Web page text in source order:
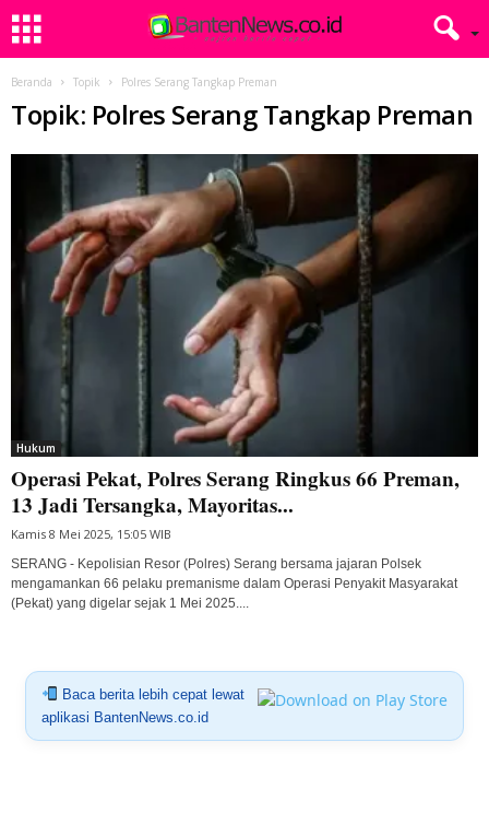
Beranda Topik Polres Serang Tangkap Preman
Topik: Polres Serang Tangkap Preman
Hukum
Operasi Pekat, Polres Serang Ringkus 66 Preman,
13 Jadi Tersangka, Mayoritas...
Kamis 8 Mei 2025, 15:05 WIB
SERANG - Kepolisian Resor (Polres) Serang bersama jajaran Polsek
mengamankan 66 pelaku premanisme dalam Operasi Penyakit Masyarakat
(Pekat) yang digelar sejak 1 Mei 2025....
Baca berita lebih cepat lewat
aplikasi BantenNews.co.id